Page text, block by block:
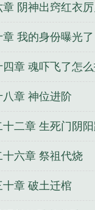
夫人扶我凌云志
章 阴神出窍红衣
章 我的身份曝光了
四章 魂吓飞了怎
八章 神位进阶
十二章 生死门阴
十六章 祭祖代烧
十章 破土迁棺